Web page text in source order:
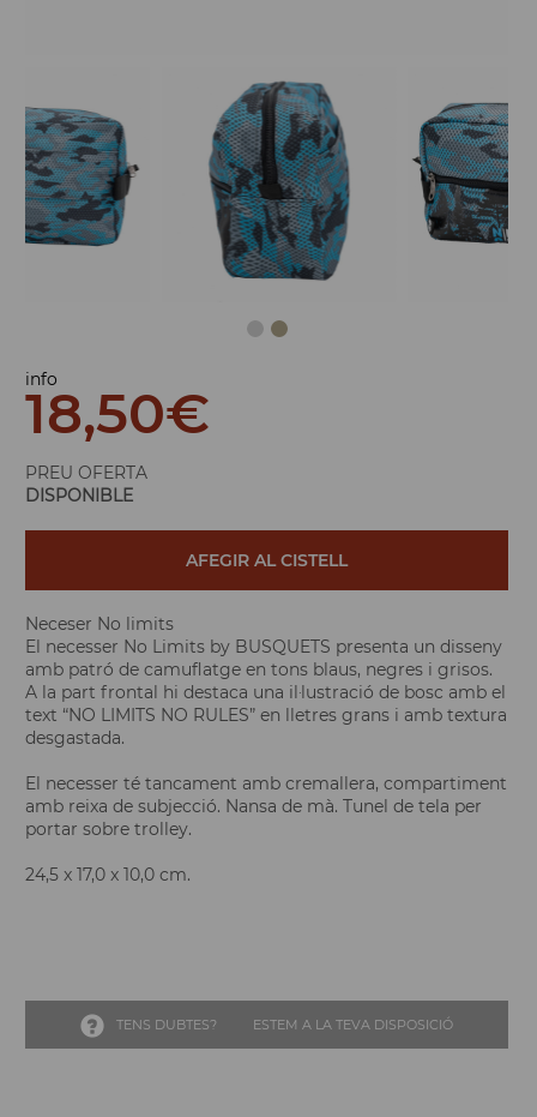
info
18,50€
PREU OFERTA
DISPONIBLE
AFEGIR AL CISTELL
Neceser No limits
El necesser No Limits by BUSQUETS presenta un disseny
amb patró de camuflatge en tons blaus, negres i grisos.
A la part frontal hi destaca una il·lustració de bosc amb el
text “NO LIMITS NO RULES” en lletres grans i amb textura
desgastada.
El necesser té tancament amb cremallera, compartiment
amb reixa de subjecció. Nansa de mà. Tunel de tela per
portar sobre trolley.
24,5 x 17,0 x 10,0 cm.
TENS DUBTES? ESTEM A LA TEVA DISPOSICIÓ